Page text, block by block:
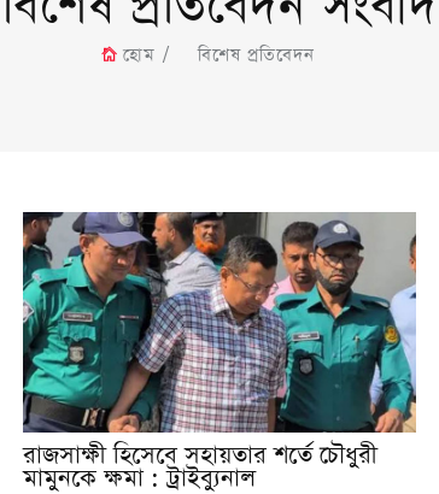
হোম বিশেষ প্রতিবেদন
রাজসাক্ষী হিসেবে সহায়তার শর্তে চৌধুরী
মামুনকে ক্ষমা : ট্রাইব্যুনাল